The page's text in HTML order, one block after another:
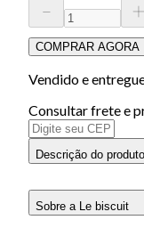
COMPRAR AGORA
Vendido e
Consultar frete e
Descrição do produto
Sobre a Le biscuit